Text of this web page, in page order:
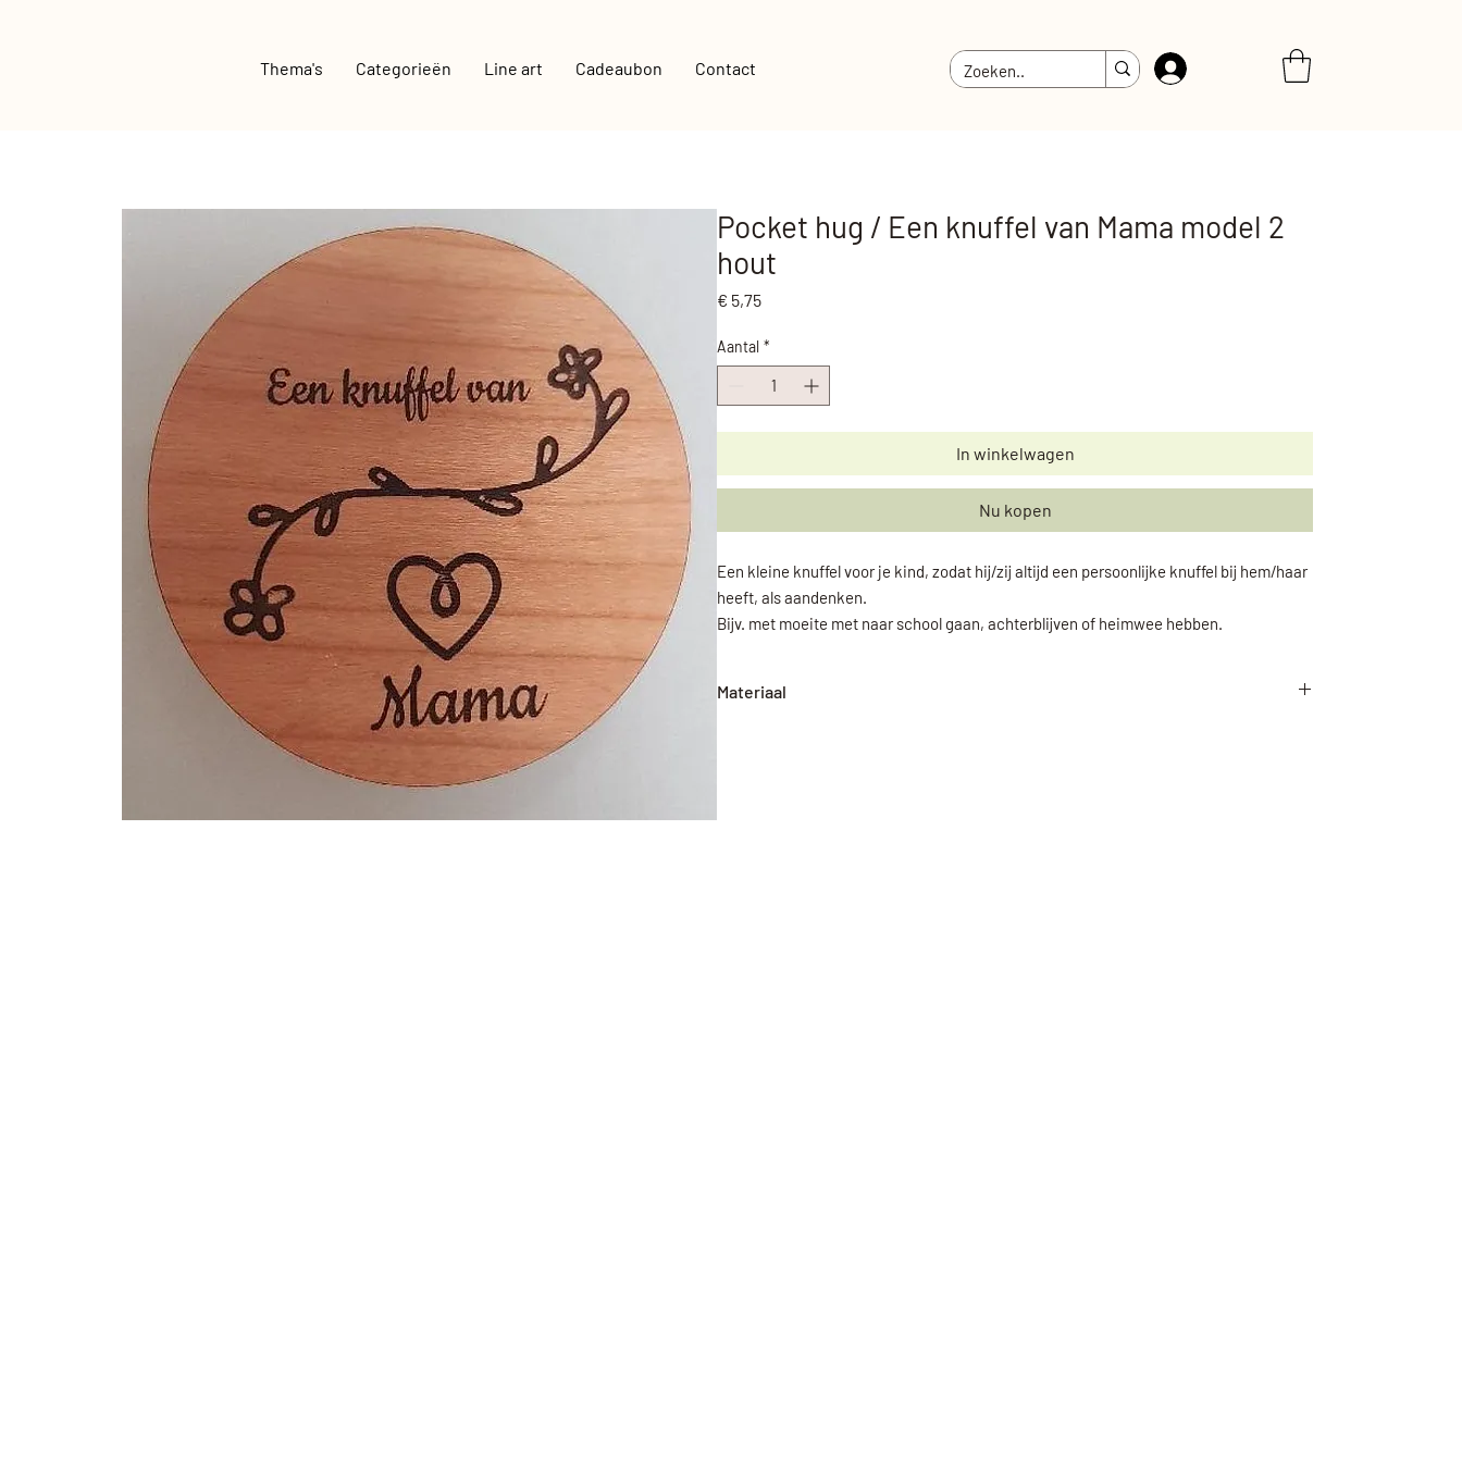
Thema's Categorieën Line art Cadeaubon Contact Inloggen
Pocket hug / Een knuffel van Mama model 2
hout
€ 5,75Prijs
Aantal *
In winkelwagen
Nu kopen
Een kleine knuffel voor je kind, zodat hij/zij altijd een persoonlijke knuffel bij hem/haar
heeft, als aandenken.
Bijv. met moeite met naar school gaan, achterblijven of heimwee hebben.
Materiaal